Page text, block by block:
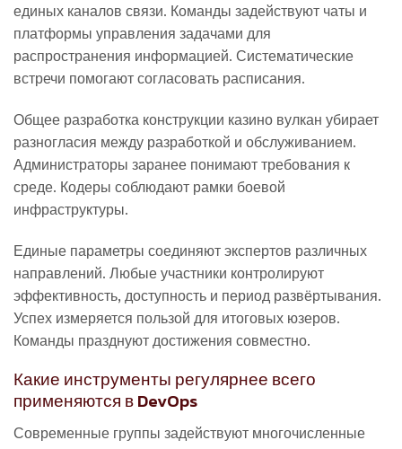
единых каналов связи. Команды задействуют чаты и
платформы управления задачами для
распространения информацией. Систематические
встречи помогают согласовать расписания.
Общее разработка конструкции казино вулкан убирает
разногласия между разработкой и обслуживанием.
Администраторы заранее понимают требования к
среде. Кодеры соблюдают рамки боевой
инфраструктуры.
Единые параметры соединяют экспертов различных
направлений. Любые участники контролируют
эффективность, доступность и период развёртывания.
Успех измеряется пользой для итоговых юзеров.
Команды празднуют достижения совместно.
Какие инструменты регулярнее всего
применяются в DevOps
Современные группы задействуют многочисленные